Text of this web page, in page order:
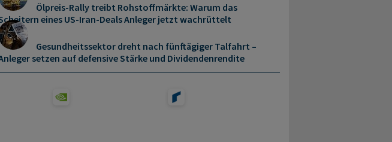
Ölpreis-Rally treibt Rohstoffmärkte: Warum das
eines US-Iran-Deals Anleger jetzt wachrüttelt
Gesundheitssektor dreht nach fünftägiger Talfahrt –
setzen auf defensive Stärke und Dividendenrendite